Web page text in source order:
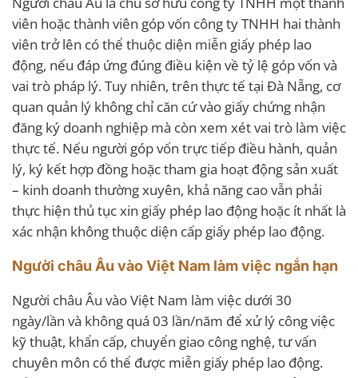
viên hoặc thành viên góp vốn công ty TNHH hai thành
viên trở lên có thể thuộc diện miễn giấy phép lao
động, nếu đáp ứng đúng điều kiện về tỷ lệ góp vốn và
vai trò pháp lý. Tuy nhiên, trên thực tế tại Đà Nẵng, cơ
quan quản lý không chỉ căn cứ vào giấy chứng nhận
đăng ký doanh nghiệp mà còn xem xét vai trò làm việc
thực tế. Nếu người góp vốn trực tiếp điều hành, quản
lý, ký kết hợp đồng hoặc tham gia hoạt động sản xuất
– kinh doanh thường xuyên, khả năng cao vẫn phải
thực hiện thủ tục xin giấy phép lao động hoặc ít nhất là
xác nhận không thuộc diện cấp giấy phép lao động.
Người châu Âu vào Việt Nam làm việc ngắn hạn
Người châu Âu vào Việt Nam làm việc dưới 30
ngày/lần và không quá 03 lần/năm để xử lý công việc
kỹ thuật, khẩn cấp, chuyển giao công nghệ, tư vấn
chuyên môn có thể được miễn giấy phép lao động.